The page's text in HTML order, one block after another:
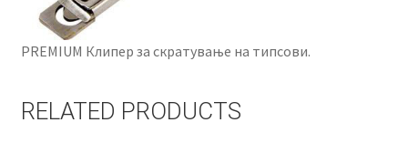
PREMIUM Клипер за скратување на типсови.
RELATED PRODUCTS